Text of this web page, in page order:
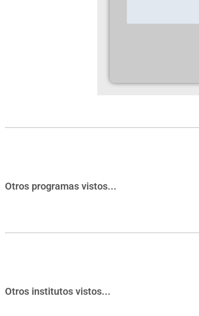
Otros programas vistos...
Otros institutos vistos...